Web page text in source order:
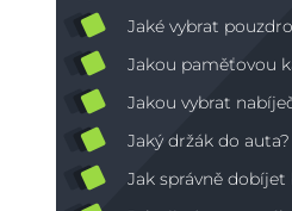
Jaké vybrat
Jakou paměťovou
Jakou vybrat
Jaký držák do auta?
Jak správně dobíjet